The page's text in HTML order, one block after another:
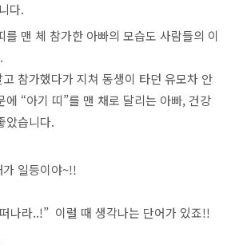
다.
를 맨 체 참가한 아빠의 모습도 사람들의 이
참가했다가 지쳐 동생이 타던 유모차 안
에 “아기 띠”를 맨 채로 달리는 아빠, 건강
았습니다.
일등이야~!!
나라..!” 이럴 때 생각나는 단어가 있죠!!